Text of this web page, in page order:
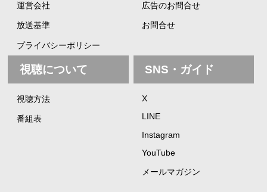
運営会社
放送基準
プライバシーポリシー
広告のお問合せ
お問合せ
視聴について
視聴方法
番組表
SNS・ガイド
X
LINE
Instagram
YouTube
メールマガジン